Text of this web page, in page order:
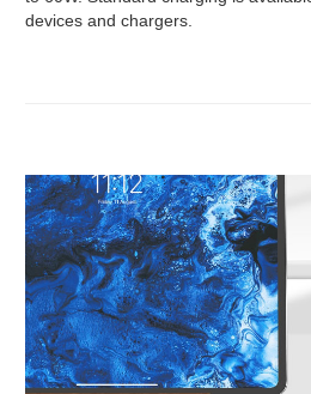
devices and chargers.